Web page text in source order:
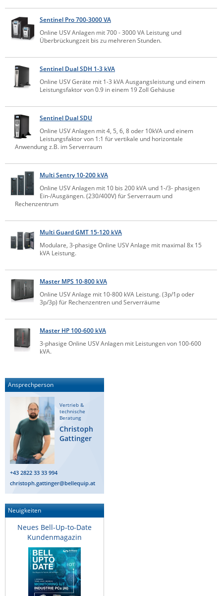
Enginko - mcf88
Fokus Technologies
Gefen
Gude
Guntermann & Drunck
High Sec Labs
HW group
Icron
IEC Lock
Kerlink
Kramer Electronics
KVM TEC
LigoWave
Milesight
Netio
Panorama Antennas
Power Kingdom
Poynting
Riello UPS
Server Technology
Siretta
SIRIO Antenne
Sunbird
Tactical Software
TEKTELIC
Teltonika
Unwired Networks
Vision
WATTECO
Westermo
Yuasa
ZPE Systems
Sentinel Pro 700-3000 VA
Online USV Anlagen mit 700 - 3000 VA Leistung und
Überbrückungzeit bis zu mehreren Stunden.
Sentinel Dual SDH 1-3 kVA
Online USV Geräte mit 1-3 kVA Ausgangsleistung und einem
Leistungsfaktor von 0.9 in einem 19 Zoll Gehäuse
Sentinel Dual SDU
Online USV Anlagen mit 4, 5, 6, 8 oder 10kVA und einem
Leistungsfaktor von 1:1 für vertikale und horizontale
Anwendung z.B. im Serverraum
Multi Sentry 10-200 kVA
Online USV Anlagen mit 10 bis 200 kVA und 1-/3- phasigen
Ein-/Ausgängen. (230/400V) für Serverraum und
Rechenzentrum
Multi Guard GMT 15-120 kVA
Modulare, 3-phasige Online USV Anlage mit maximal 8x 15
kVA Leistung.
Master MPS 10-800 kVA
Online USV Anlage mit 10-800 kVA Leistung. (3p/1p oder
3p/3p) für Rechenzentren und Serverräume
Master HP 100-600 kVA
3-phasige Online USV Anlagen mit Leistungen von 100-600
kVA.
Ansprechperson
Vertrieb &
technische
Beratung
Christoph
Gattinger
+43 2822 33 33 994
christoph.gattinger@bellequip.at
Neuigkeiten
Neues Bell-Up-to-Date
Kundenmagazin